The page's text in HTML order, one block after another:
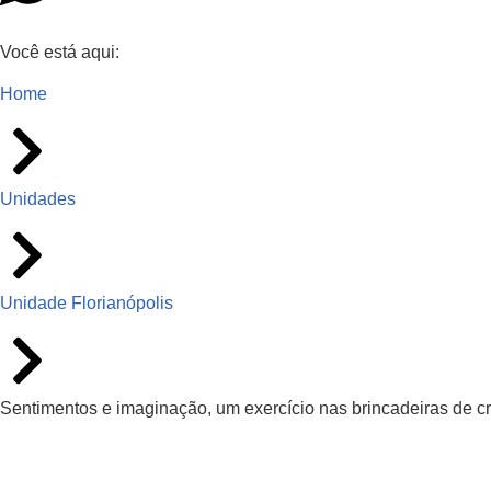
Você está aqui:
Home
Unidades
Unidade Florianópolis
Sentimentos e imaginação, um exercício nas brincadeiras de